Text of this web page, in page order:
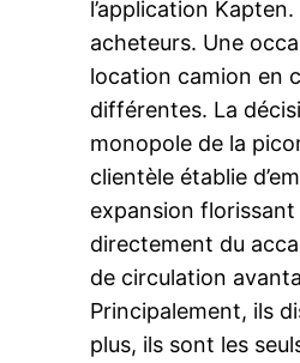
l’application
acheteurs. Une
location camion en
différentes. La
monopole de la
clientèle établie
expansion
directement du
de circulation
Principalement, ils
plus, ils sont les